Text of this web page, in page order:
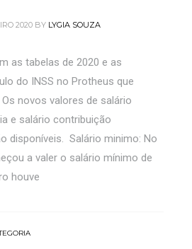
2020 BY LYGIA SOUZA
as tabelas de 2020 e as
do INSS no Protheus que
novos valores de salário
e salário contribuição
disponíveis. Salário minimo: No
a valer o salário mínimo de
houve